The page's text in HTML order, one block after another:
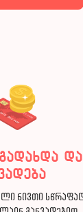
და
ნივთი